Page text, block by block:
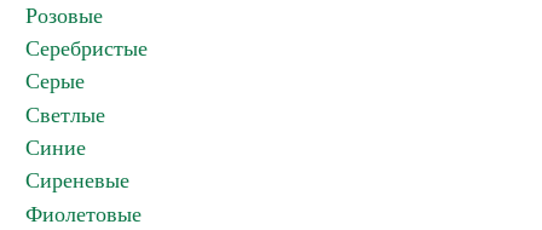
Розовые
Серебристые
Серые
Светлые
Синие
Сиреневые
Фиолетовые